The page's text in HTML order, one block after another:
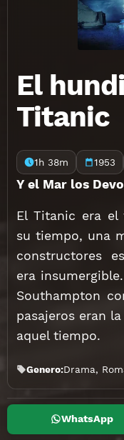
El
Titanic
1h 38m 1953
Y el Mar los
El Titanic era el
su tiempo, una
constructores
era
Southampton
pasajeros eran
aquel tiempo.
Genero:Drama,
WhatsApp